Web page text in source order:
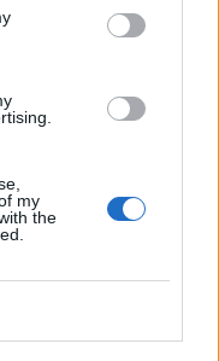
my
the
i la manera
a Escorpí pot
lleugeresa i
emocional.
connexió real.